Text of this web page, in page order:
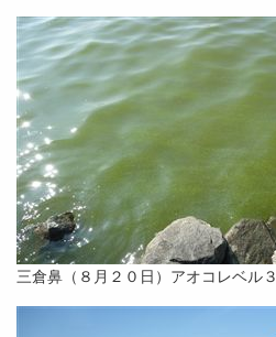
三倉鼻（８月２０日）アオコレベル３